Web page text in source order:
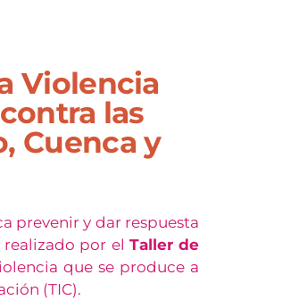
Violencia
las
Cuenca y
prevenir y dar respuesta
realizado por el Taller de
que se produce a
(TIC).